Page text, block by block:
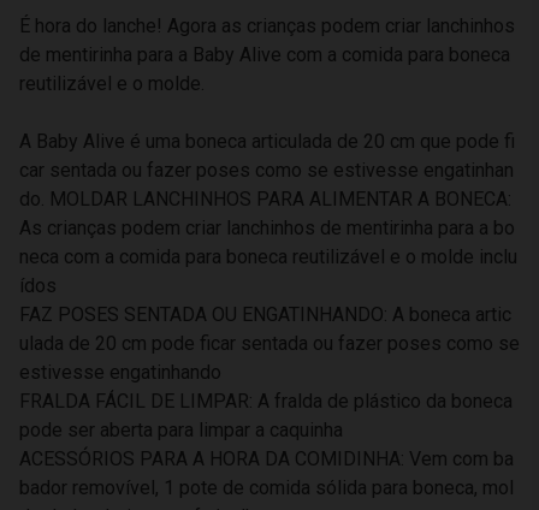
É hora do lanche! Agora as crianças podem criar lanchinhos
de mentirinha para a Baby Alive com a comida para boneca
reutilizável e o molde.
A Baby Alive é uma boneca articulada de 20 cm que pode fi
car sentada ou fazer poses como se estivesse engatinhan
do. MOLDAR LANCHINHOS PARA ALIMENTAR A BONECA:
As crianças podem criar lanchinhos de mentirinha para a bo
neca com a comida para boneca reutilizável e o molde inclu
ídos
FAZ POSES SENTADA OU ENGATINHANDO: A boneca artic
ulada de 20 cm pode ficar sentada ou fazer poses como se
estivesse engatinhando
FRALDA FÁCIL DE LIMPAR: A fralda de plástico da boneca
pode ser aberta para limpar a caquinha
ACESSÓRIOS PARA A HORA DA COMIDINHA: Vem com ba
bador removível, 1 pote de comida sólida para boneca, mol